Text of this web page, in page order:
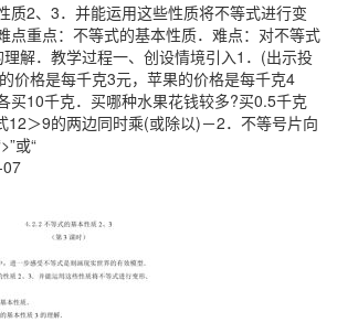
质2、3．并能运用这些性质将不等式进行变
点重点：不等式的基本性质．难点：对不等式
解．教学过程一、创设情境引入1．(出示投
价格是每千克3元，苹果的价格是每千克4
买10千克．买哪种水果花钱较多?买0.5千克
12＞9的两边同时乘(或除以)－2．不等号片向
或“
07